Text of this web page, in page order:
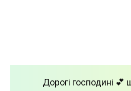
Дорогі господині 💕